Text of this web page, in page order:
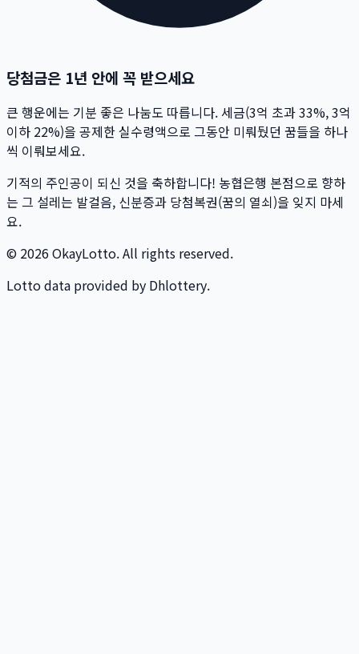
당첨금은 1년 안에 꼭 받으세요
큰 행운에는 기분 좋은 나눔도 따릅니다. 세금(3억 초과 33%, 3억
이하 22%)을 공제한 실수령액으로 그동안 미뤄뒀던 꿈들을 하나
씩 이뤄보세요.
기적의 주인공이 되신 것을 축하합니다! 농협은행 본점으로 향하
는 그 설레는 발걸음, 신분증과 당첨복권(꿈의 열쇠)을 잊지 마세
요.
© 2026 OkayLotto. All rights reserved.
Lotto data provided by Dhlottery.